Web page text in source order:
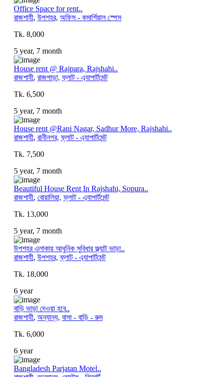
Office Space for rent..
রাজশাহী, উপশহর, অফিস - কমার্শিয়াল স্পেস
Tk. 8,000
5 year, 7 month
House rent @ Rajpara, Rajshahi..
রাজশাহী, রাজপাড়া, ফ্লাট - এ্যাপার্টমেন্ট
Tk. 6,500
5 year, 7 month
House rent @Rani Nagar, Sadhur More, Rajshahi..
রাজশাহী, রানীনগর, ফ্লাট - এ্যাপার্টমেন্ট
Tk. 7,500
5 year, 7 month
Beautiful House Rent In Rajshahi, Sopura..
রাজশাহী, বোয়ালিয়া, ফ্লাট - এ্যাপার্টমেন্ট
Tk. 13,000
5 year, 7 month
উপশহর এলাকায় আধুনিক সুবিধার ফ্ল্যাট ভাড়া..
রাজশাহী, উপশহর, ফ্লাট - এ্যাপার্টমেন্ট
Tk. 18,000
6 year
বাড়ি ভাড়া দেওয়া হবে..
রাজশাহী, অন্যান্য, বাসা - বাড়ি - রুম
Tk. 6,000
6 year
Bangladesh Parjatan Motel..